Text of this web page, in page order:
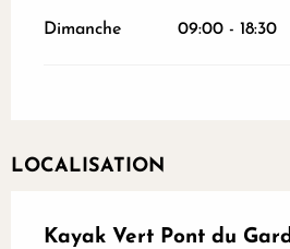
Dimanche 09:00 - 18:30
LOCALISATION
Kayak Vert Pont du Gard